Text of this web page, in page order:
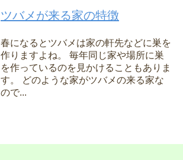
ツバメが来る家の特徴
春になるとツバメは家の軒先などに巣を
作りますよね。 毎年同じ家や場所に巣
を作っているのを見かけることもありま
す。 どのような家がツバメの来る家な
ので...